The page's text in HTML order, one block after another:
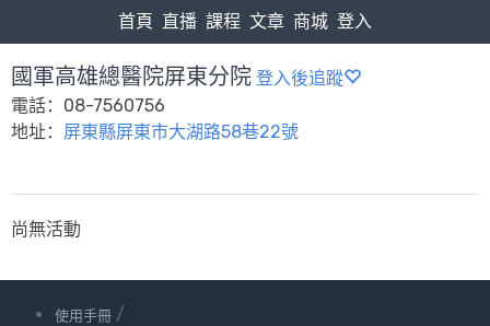
首頁 直播 課程 文章 商城 登入
國軍高雄總醫院屏東分院 登入後追蹤
電話：08-7560756
地址： 屏東縣屏東市大湖路58巷22號
尚無活動
使用手冊 /